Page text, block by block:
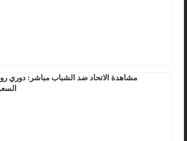
مشاهدة الاتحاد ضد الشباب مباشر: دوري